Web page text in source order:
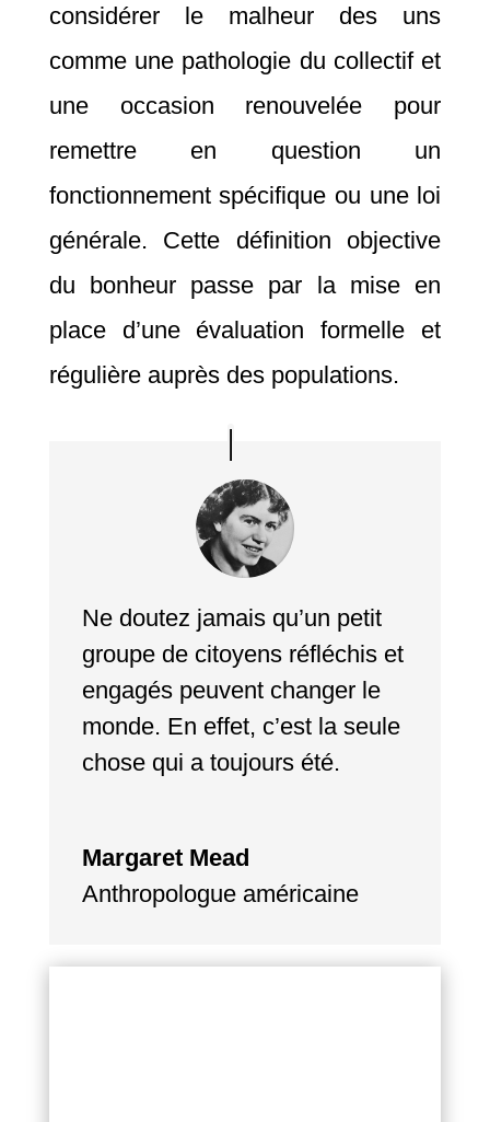
considérer le malheur des uns
comme une pathologie du collectif et
une occasion renouvelée pour
remettre en question un
fonctionnement spécifique ou une loi
générale. Cette définition objective
du bonheur passe par la mise en
place d’une évaluation formelle et
régulière auprès des populations.
Ne doutez jamais qu’un petit
groupe de citoyens réfléchis et
engagés peuvent changer le
monde. En effet, c’est la seule
chose qui a toujours été.
Margaret Mead
Anthropologue américaine